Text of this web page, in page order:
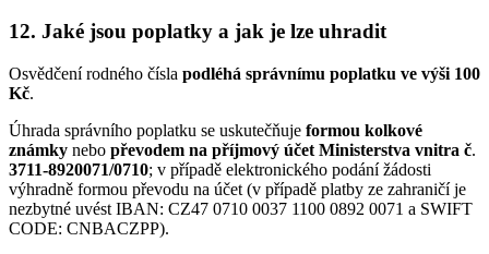
12. Jaké jsou poplatky a jak je lze uhradit
Osvědčení rodného čísla podléhá správnímu poplatku ve výši 100
Kč.
Úhrada správního poplatku se uskutečňuje formou kolkové
známky nebo převodem na příjmový účet Ministerstva vnitra č.
3711-8920071/0710; v případě elektronického podání žádosti
výhradně formou převodu na účet (v případě platby ze zahraničí je
nezbytné uvést IBAN: CZ47 0710 0037 1100 0892 0071 a SWIFT
CODE: CNBACZPP).